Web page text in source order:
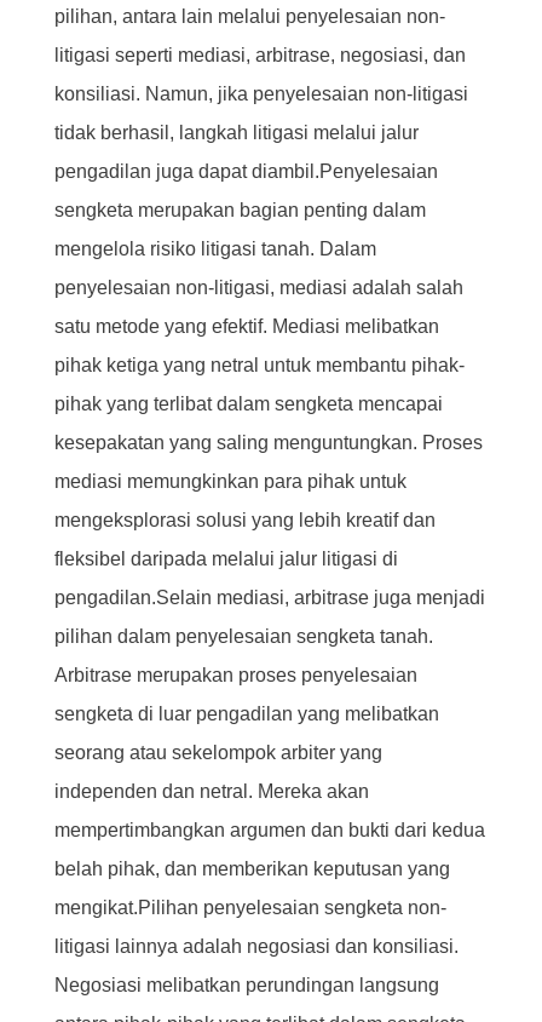
pilihan, antara lain melalui penyelesaian non-
litigasi seperti mediasi, arbitrase, negosiasi, dan
konsiliasi. Namun, jika penyelesaian non-litigasi
tidak berhasil, langkah litigasi melalui jalur
pengadilan juga dapat diambil.Penyelesaian
sengketa merupakan bagian penting dalam
mengelola risiko litigasi tanah. Dalam
penyelesaian non-litigasi, mediasi adalah salah
satu metode yang efektif. Mediasi melibatkan
pihak ketiga yang netral untuk membantu pihak-
pihak yang terlibat dalam sengketa mencapai
kesepakatan yang saling menguntungkan. Proses
mediasi memungkinkan para pihak untuk
mengeksplorasi solusi yang lebih kreatif dan
fleksibel daripada melalui jalur litigasi di
pengadilan.Selain mediasi, arbitrase juga menjadi
pilihan dalam penyelesaian sengketa tanah.
Arbitrase merupakan proses penyelesaian
sengketa di luar pengadilan yang melibatkan
seorang atau sekelompok arbiter yang
independen dan netral. Mereka akan
mempertimbangkan argumen dan bukti dari kedua
belah pihak, dan memberikan keputusan yang
mengikat.Pilihan penyelesaian sengketa non-
litigasi lainnya adalah negosiasi dan konsiliasi.
Negosiasi melibatkan perundingan langsung